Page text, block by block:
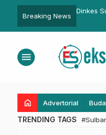
Breaking News
Penanganan
Tasokko Terus
menu
home Advertorial
TRENDING TAGS #Sulbar